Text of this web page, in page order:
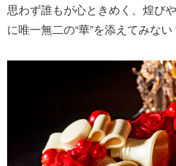
思わず誰もが心ときめく、煌び
に唯一無二の“華”を添えてみない